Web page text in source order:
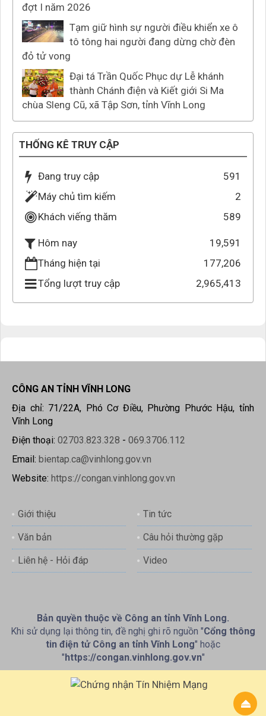
đợt I năm 2026
Tạm giữ hình sự người điều khiển xe ô
tô tông hai người đang dừng chờ đèn
đỏ tử vong
Đại tá Trần Quốc Phục dự Lễ khánh
thành Chánh điện và Kiết giới Si Ma
chùa Sleng Cũ, xã Tập Sơn, tỉnh Vĩnh Long
THỐNG KÊ TRUY CẬP
Đang truy cập
591
Máy chủ tìm kiếm
2
Khách viếng thăm
589
Hôm nay
19,591
Tháng hiện tại
177,206
Tổng lượt truy cập
2,965,413
CÔNG AN TỈNH VĨNH LONG
Địa chỉ: 71/22A, Phó Cơ Điều, Phường Phước Hậu, tỉnh
Vĩnh Long
Điện thoại: 02703.823.328 - 069.3706.112
Email: bientap.ca@vinhlong.gov.vn
Website: https://congan.vinhlong.gov.vn
Giới thiệu Tin tức
Văn bản Câu hỏi thường gặp
Liên hệ - Hỏi đáp Video
Bản quyền thuộc về Công an tỉnh Vĩnh Long.
Khi sử dụng lại thông tin, đề nghị ghi rõ nguồn "Cổng thông
tin điện tử Công an tỉnh Vĩnh Long" hoặc
"https://congan.vinhlong.gov.vn"